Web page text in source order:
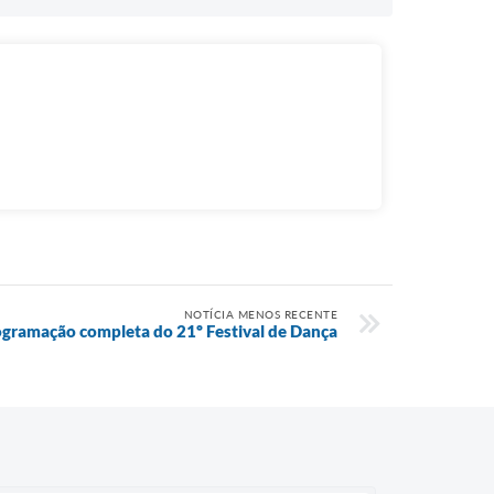
NOTÍCIA MENOS RECENTE
completa do 21º Festival de Dança